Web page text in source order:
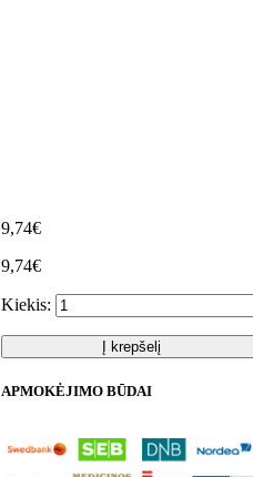
9,74€
9,74€
Kiekis:
Į krepšelį
APMOKĖJIMO BŪDAI